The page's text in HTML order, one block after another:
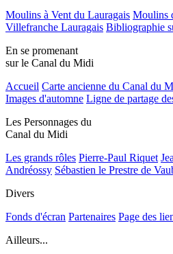
Moulins à Vent du Lauragais Moulins
Villefranche Lauragais Bibliographie
En se promenant
sur le Canal du Midi
Accueil Carte ancienne du Canal du
Images d'automne Ligne de partage
Les Personnages du
Canal du Midi
Les grands rôles Pierre-Paul Riquet
Andréossy Sébastien le Prestre de
Divers
Fonds d'écran Partenaires Page des
Ailleurs...